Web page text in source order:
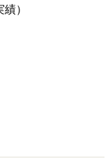
）